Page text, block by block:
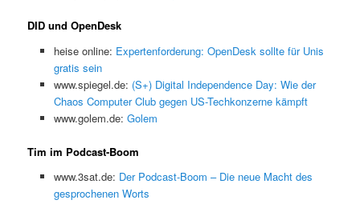
DID und OpenDesk
heise online: Expertenforderung: OpenDesk sollte für Unis
gratis sein
www.spiegel.de: (S+) Digital Independence Day: Wie der
Chaos Computer Club gegen US-Techkonzerne kämpft
www.golem.de: Golem
Tim im Podcast-Boom
www.3sat.de: Der Podcast-Boom – Die neue Macht des
gesprochenen Worts